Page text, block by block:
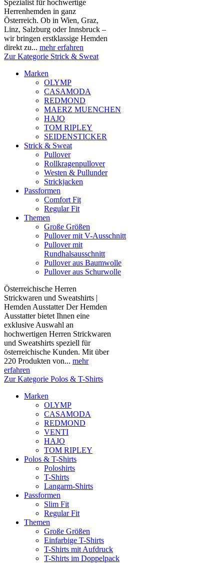
Spezialist für hochwertige
Herrenhemden in ganz
Österreich. Ob in Wien, Graz,
Linz, Salzburg oder Innsbruck –
wir bringen erstklassige Hemden
direkt zu... mehr erfahren
Zur Kategorie Strick & Sweat
Marken
OLYMP
CASAMODA
REDMOND
MAERZ MUENCHEN
HAJO
TOM RIPLEY
SEIDENSTICKER
Strick & Sweat
Pullover
Rollkragenpullover
Westen & Pullunder
Strickjacken
Passformen
Comfort Fit
Regular Fit
Themen
Große Größen
Pullover mit V-Ausschnitt
Pullover mit
Rundhalsausschnitt
Pullover aus Baumwolle
Pullover aus Schurwolle
Österreichische Herren
Strickwaren und Sweatshirts |
Hemden Ausstatter Der Hemden
Ausstatter bietet Ihnen eine
exklusive Auswahl an
hochwertigen Herren Strickwaren
und Sweatshirts speziell für
österreichische Kunden. Mit über
220 Produkten von... mehr
erfahren
Zur Kategorie Polos & T-Shirts
Marken
OLYMP
CASAMODA
REDMOND
VENTI
HAJO
TOM RIPLEY
Polos & T-Shirts
Poloshirts
T-Shirts
Langarm-Shirts
Passformen
Slim Fit
Regular Fit
Themen
Große Größen
Einfarbige T-Shirts
T-Shirts mit Aufdruck
T-Shirts im Doppelpack